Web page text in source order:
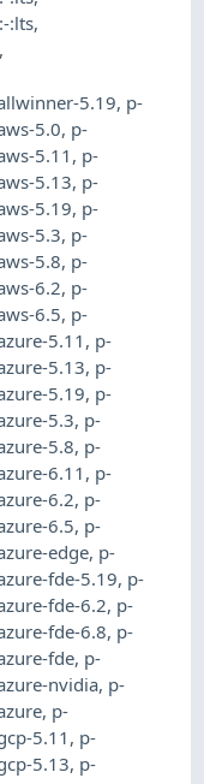
:lts,
,
5.19, p-
5.0, p-
5.11 , p-
5.13, p-
5.19, p-
5.3, p-
5.8, p-
6.2, p-
6.5, p-
5.11 , p-
5.13, p-
5.19, p-
5.3, p-
5.8, p-
6.11 , p-
6.2, p-
6.5, p-
edge, p-
fde-5.19, p-
fde-6.2, p-
fde-6.8, p-
fde, p-
nvidia, p-
, p-
5.11 , p-
5.13, p-